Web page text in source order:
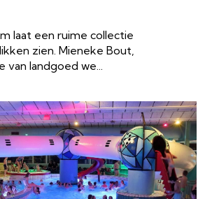
laat een ruime collectie
zien. Mieneke Bout,
van landgoed we...